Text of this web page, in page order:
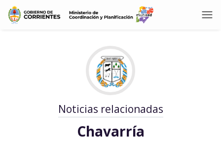
Noticias relacionadas
Chavarría